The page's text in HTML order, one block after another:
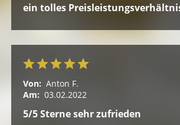
ein tolles
Von: Anton F.
Am: 03.02.2022
5/5 Sterne sehr zufrieden